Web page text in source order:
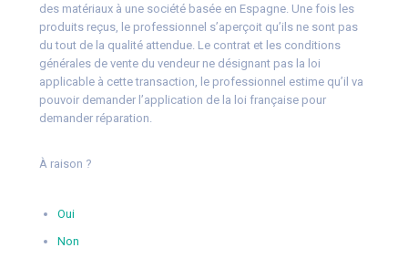
des matériaux à une société basée en Espagne. Une fois les
produits reçus, le professionnel s’aperçoit qu’ils ne sont pas
du tout de la qualité attendue. Le contrat et les conditions
générales de vente du vendeur ne désignant pas la loi
applicable à cette transaction, le professionnel estime qu’il va
pouvoir demander l’application de la loi française pour
demander réparation.
À raison ?
Oui
Non